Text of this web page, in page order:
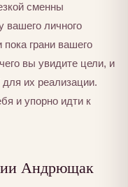
сменны
вашего личного
пока грани вашего
вы увидите цели, и
их реализации.
и упорно идти к
Андрющак